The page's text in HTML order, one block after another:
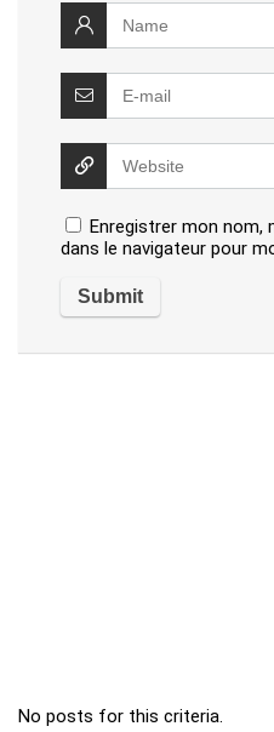
Enregistrer mon nom,
dans le navigateur pour
No posts for this criteria.